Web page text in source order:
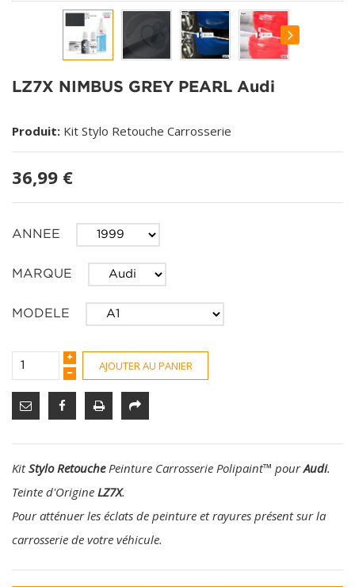
LZ7X NIMBUS GREY PEARL Audi
Produit: Kit Stylo Retouche Carrosserie
36,99 €
ANNEE
MARQUE
MODELE
AJOUTER AU PANIER
KitStylo RetouchePeinture Carrosserie Polipaint™ pourAudi.
Teinte d'Origine LZ7X.
Pour atténuer les éclats de peinture et rayures présent sur la
carrosserie de votre véhicule.